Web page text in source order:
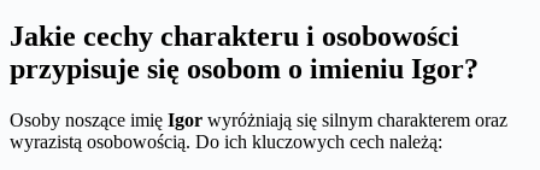
Jakie cechy charakteru i osobowości
przypisuje się osobom o imieniu Igor?
Osoby noszące imię Igor wyróżniają się silnym charakterem oraz
wyrazistą osobowością. Do ich kluczowych cech należą: